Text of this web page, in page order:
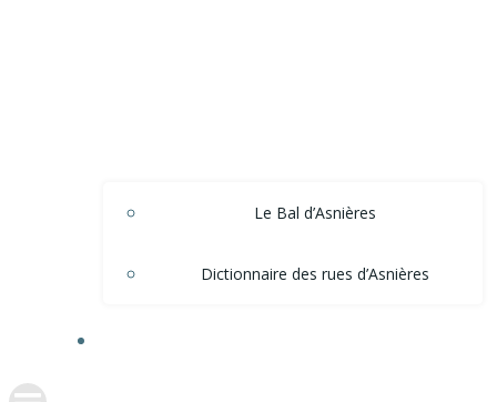
Le Bal d’Asnières
Dictionnaire des rues d’Asnières